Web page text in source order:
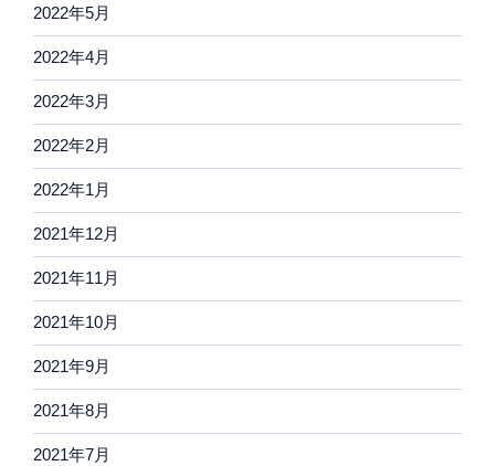
2022年5月
2022年4月
2022年3月
2022年2月
2022年1月
2021年12月
2021年11月
2021年10月
2021年9月
2021年8月
2021年7月